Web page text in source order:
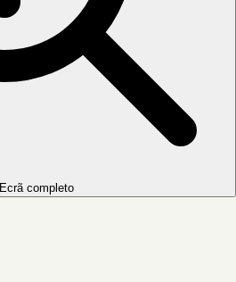
Ecrã completo